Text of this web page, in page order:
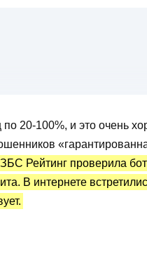
20-100%, и это очень
Рейтинг проверила
В интернете